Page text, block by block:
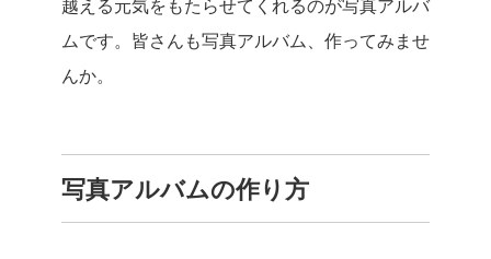
越える元気をもたらせてくれるのが写真アルバ
ムです。皆さんも写真アルバム、作ってみませ
んか。
写真アルバムの作り方